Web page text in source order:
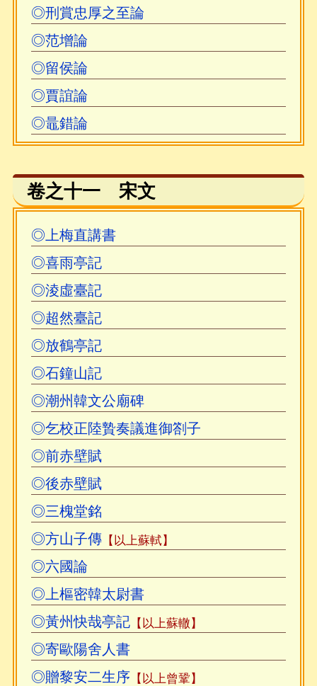
◎刑賞忠厚之至論
◎范增論
◎留侯論
◎賈誼論
◎鼂錯論
卷之十一 宋文
◎上梅直講書
◎喜雨亭記
◎淩虛臺記
◎超然臺記
◎放鶴亭記
◎石鐘山記
◎潮州韓文公廟碑
◎乞校正陸贄奏議進御劄子
◎前赤壁賦
◎後赤壁賦
◎三槐堂銘
◎方山子傳【以上蘇軾】
◎六國論
◎上樞密韓太尉書
◎黃州快哉亭記【以上蘇轍】
◎寄歐陽舍人書
◎贈黎安二生序 【以上曾鞏】